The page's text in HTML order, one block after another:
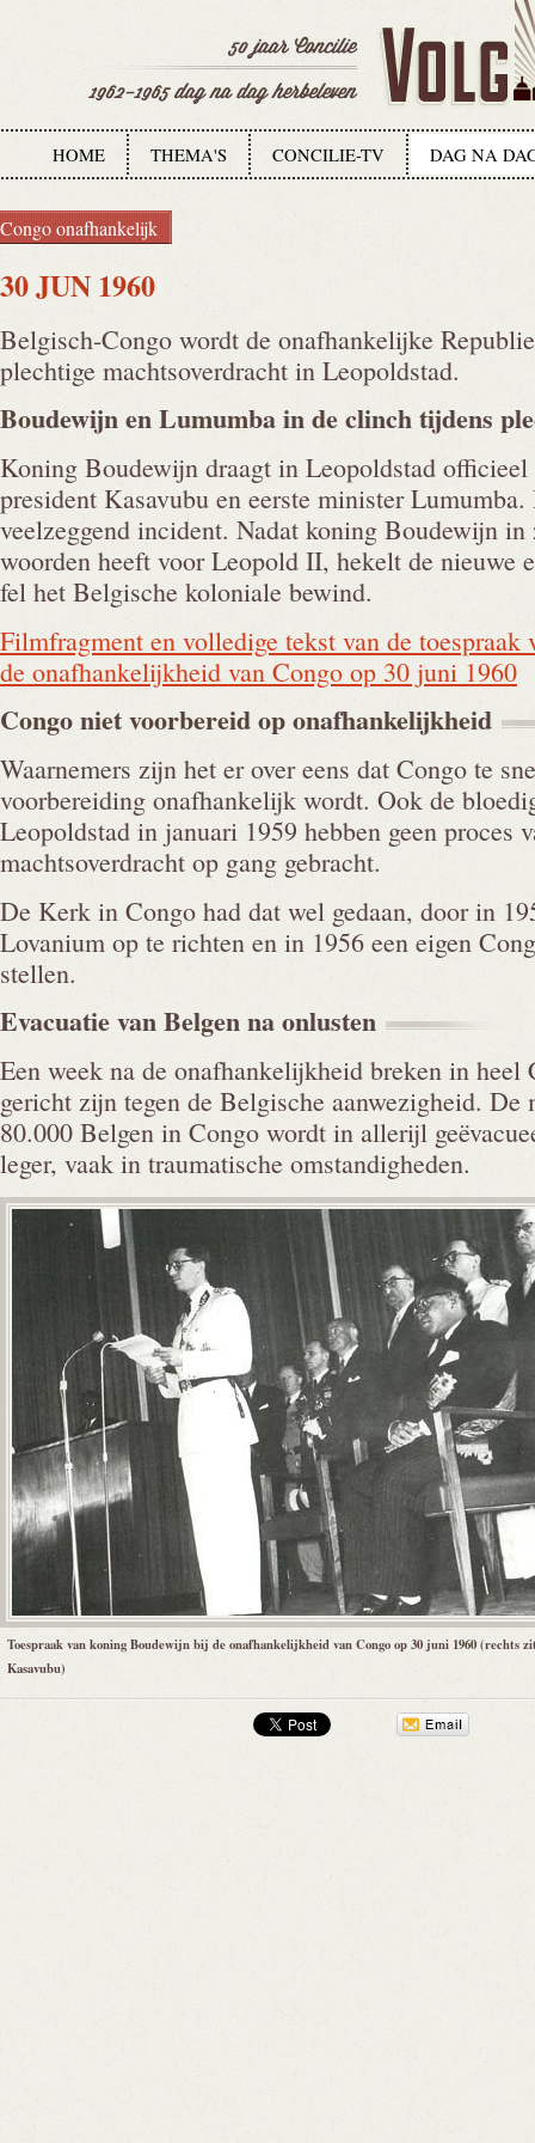
HOME THEMA'S CONCILIE-TV DAG NA
Congo onafhankelijk
30 JUN 1960
Belgisch-Congo wordt de onafhankelijke
plechtige machtsoverdracht in Leopoldstad.
Boudewijn en Lumumba in de clinch tijdens
Koning Boudewijn draagt in Leopoldstad officieel
president Kasavubu en eerste minister
veelzeggend incident. Nadat koning Boudewijn in
woorden heeft voor Leopold II, hekelt de nieuwe
fel het Belgische koloniale bewind.
Filmfragment en volledige tekst van de
de onafhankelijkheid van Congo op 30 juni 1960
Congo niet voorbereid oponafhankelijkheid
Waarnemers zijn het er over eens dat Congo te
voorbereiding onafhankelijk wordt. Ook de
Leopoldstad in januari 1959 hebben geen proces
machtsoverdracht op gang gebracht.
De Kerk in Congo had dat wel gedaan, door in
Lovanium op te richten en in 1956 een eigen
stellen.
Evacuatie van Belgen naonlusten
Een week na de onafhankelijkheid breken in heel
gericht zijn tegen de Belgische aanwezigheid. De
80.000 Belgen in Congo wordt in allerijl
leger, vaak in traumatische omstandigheden.
Toespraak van koning Boudewijn bij de onafhankelijkheid van Congo op 30 juni 1960 (rechts
Kasavubu)